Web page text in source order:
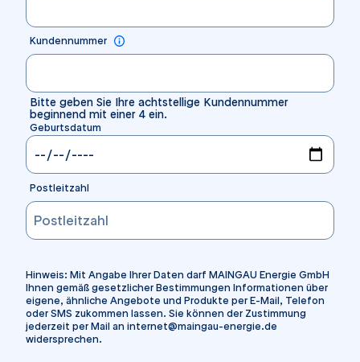
Kundennummer
Bitte geben Sie Ihre achtstellige Kundennummer
beginnend mit einer 4 ein.
Geburtsdatum
Postleitzahl
Hinweis: Mit Angabe Ihrer Daten darf MAINGAU Energie GmbH
Ihnen gemäß gesetzlicher Bestimmungen Informationen über
eigene, ähnliche Angebote und Produkte per E-Mail, Telefon
oder SMS zukommen lassen. Sie können der Zustimmung
jederzeit per Mail an internet@maingau-energie.de
widersprechen.